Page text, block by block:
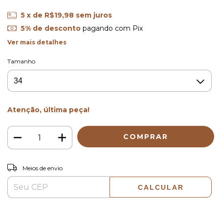
5 x de R$19,98 sem juros
5% de descontopagando com Pix
Ver mais detalhes
Tamanho
Atenção, última peça!
Entregas para o CEP:
Meios de envio
CALCULAR